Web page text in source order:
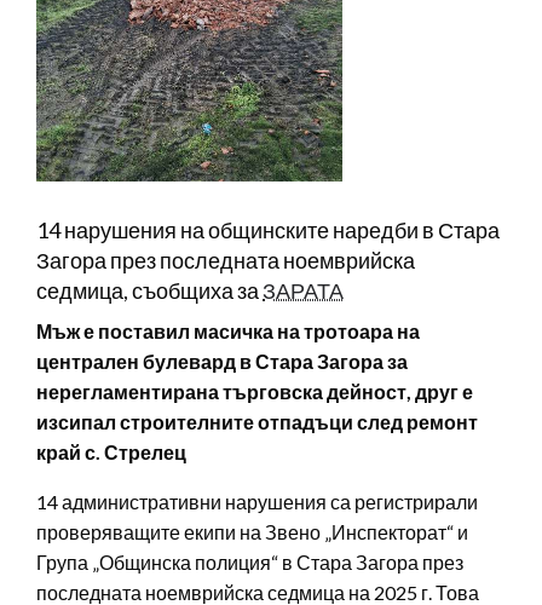
14 нарушения на общинските наредби в Стара
Загора през последната ноемврийска
седмица, съобщиха заЗАРАТА
Мъж е поставил масичка на тротоара на
централен булевард в Стара Загора за
нерегламентирана търговска дейност, друг е
изсипал строителните отпадъци след ремонт
край с. Стрелец
14 административни нарушения са регистрирали
проверяващите екипи на Звено „Инспекторат“ и
Група „Общинска полиция“ в Стара Загора през
последната ноемврийска седмица на 2025 г. Това